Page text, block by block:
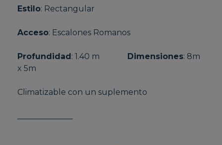
Estilo: Rectangular
Acceso: Escalones Romanos
Profundidad : 1.40 m Dimensiones: 8m
x 5m
Climatizable con un suplemento